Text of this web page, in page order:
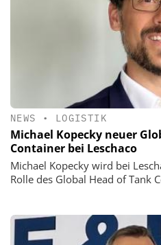
NEWS • LOGISTIK
Michael Kopecky neuer
Container bei Leschaco
Michael Kopecky wird bei
Rolle des Global Head of Tank